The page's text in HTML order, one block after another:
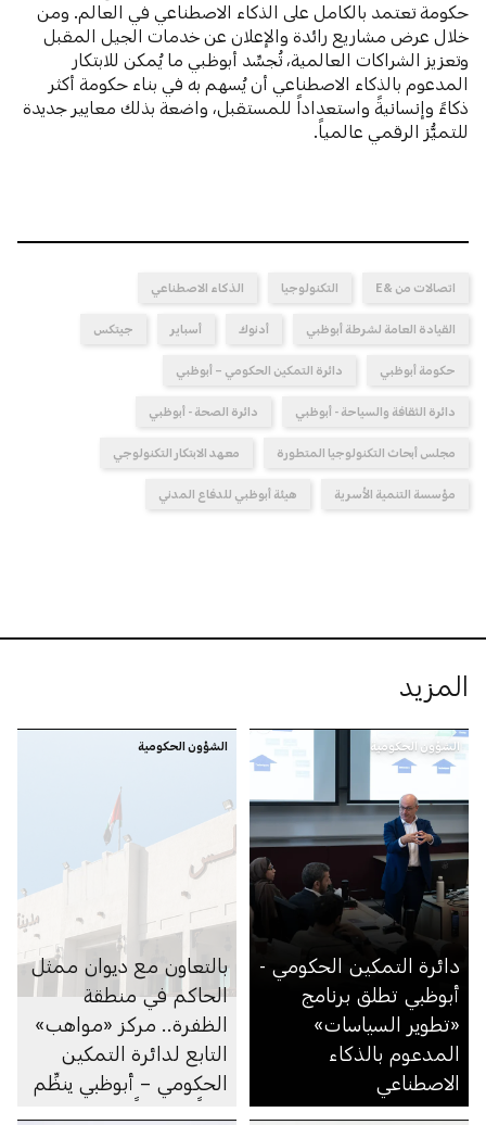
حكومة تعتمد بالكامل على الذكاء الاصطناعي في العالم. ومن
خلال عرض مشاريع رائدة والإعلان عن خدمات الجيل المقبل
وتعزيز الشراكات العالمية، تُجسِّد أبوظبي ما يُمكن للابتكار
المدعوم بالذكاء الاصطناعي أن يُسهم به في بناء حكومة أكثر
ذكاءً وإنسانيةً واستعداداً للمستقبل، واضعة بذلك معايير جديدة
للتميُّز الرقمي عالمياً.
اتصالات من &E التكنولوجيا الذكاء الاصطناعي
القيادة العامة لشرطة أبوظبي أدنوك أسباير جيتكس
حكومة أبوظبي دائرة التمكين الحكومي – أبوظبي
دائرة الثقافة والسياحة - أبوظبي دائرة الصحة - أبوظبي
مجلس أبحاث التكنولوجيا المتطورة معهد الابتكار التكنولوجي
مؤسسة التنمية الأسرية هيئة أبوظبي للدفاع المدني
المزيد
الشؤون الحكومية
دائرة التمكين الحكومي -
أبوظبي تطلق برنامج
«تطوير السياسات»
المدعوم بالذكاء
الاصطناعي
الشؤون الحكومية
بالتعاون مع ديوان ممثل
الحاكم في منطقة
الظفرة.. مركز «مواهب»
التابع لدائرة التمكين
الحكومي – أبوظبي ينظِّم